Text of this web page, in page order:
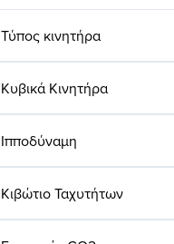
Τύπος κινητήρα
Κυβικά Κινητήρα
Ιπποδύναμη
Κιβώτιο Ταχυτήτων